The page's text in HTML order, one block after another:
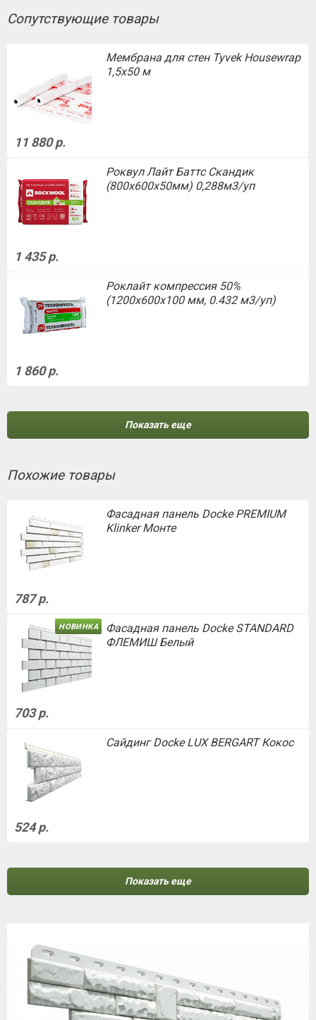
Сопутствующие товары
Мембрана для стен Tyvek Housewrap
1,5х50 м
11 880 р.
Роквул Лайт Баттс Скандик
(800х600х50мм) 0,288м3/уп
1 435 р.
Роклайт компрессия 50%
(1200х600х100 мм, 0.432 м3/уп)
1 860 р.
Показать еще
Похожие товары
Фасадная панель Docke PREMIUM
Klinker Монте
787 р.
НОВИНКА
Фасадная панель Docke STANDARD
ФЛЕМИШ Белый
703 р.
Сайдинг Docke LUX BERGART Кокос
524 р.
Показать еще